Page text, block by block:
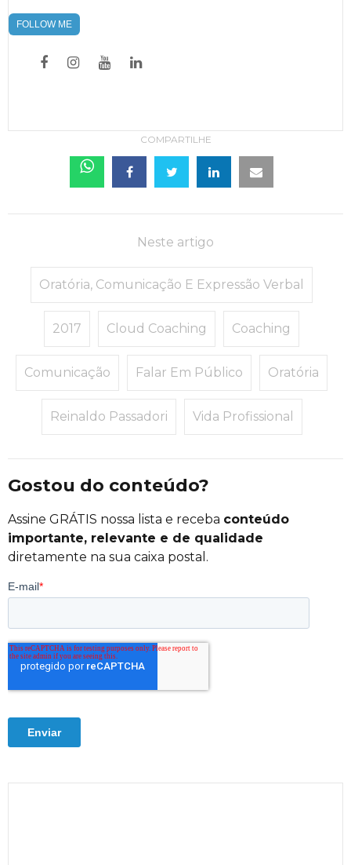
FOLLOW ME
COMPARTILHE
Neste artigo
Oratória, Comunicação E Expressão Verbal
2017 Cloud Coaching Coaching
Comunicação Falar Em Público Oratória
Reinaldo Passadori Vida Profissional
Gostou do conteúdo?
Assine GRÁTIS nossa lista e receba conteúdo
importante, relevante e de qualidade
diretamente na sua caixa postal.